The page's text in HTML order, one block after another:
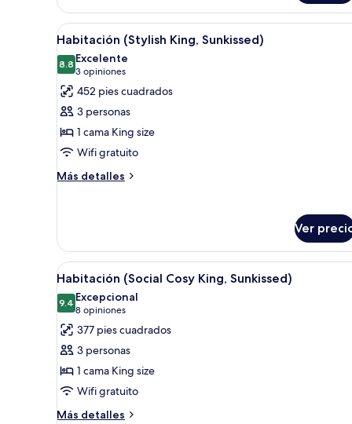
(Social
King,
Afterglow)
Abrir
todas
las
fotos
de
Habitación
(Stylish
King,
Sunkissed)
Una habitación de hotel con
8
Habitación (Stylish King, Sunkissed)
8.88.8 de 10
Excelente
3 opiniones
(3
opiniones)
452 pies cuadrados
3 personas
1 cama King size
Wifi gratuito
Más detalles
Más
King,
Sunkissed)
Ver
Abrir
todas
las
fotos
de
Habitación
(Social
Cosy
King,
Habitación de hotel con
7
Habitación (Social Cosy King, Sunkissed)
9.49.4 de 10
Excepcional
8 opiniones
(8
opiniones)
377 pies cuadrados
3 personas
1 cama King size
Wifi gratuito
Más detalles
Más